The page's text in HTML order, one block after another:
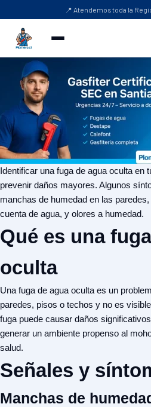
📍 Atendemos toda la
Identificar una fuga de agua oculta en
prevenir daños mayores. Algunos
manchas de humedad en las
cuenta de agua, y olores a humedad.
Qué es una
oculta
Una fuga de agua oculta es un
paredes, pisos o techos y no es
fuga puede causar daños
generar un ambiente propenso al
salud.
Señales y
Manchas de